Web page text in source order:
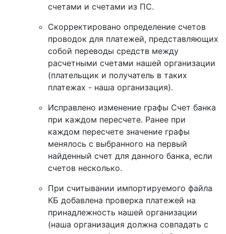
счетами и счетами из ПС.
Скорректировано определение счетов
проводок для платежей, представляющих
собой переводы средств между
расчетными счетами нашей организации
(плательщик и получатель в таких
платежах - наша организация).
Исправлено изменение графы Счет банка
при каждом пересчете. Ранее при
каждом пересчете значение графы
менялось с выбранного на первый
найденный счет для данного банка, если
счетов несколько.
При считывании импортируемого файла
КБ добавлена проверка платежей на
принадлежность нашей организации
(наша организация должна совпадать с